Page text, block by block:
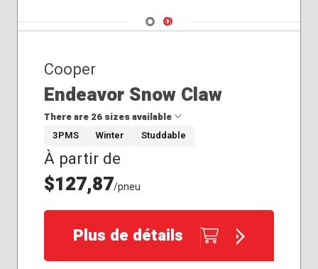
Navigate 1
Navigate 2
Cooper
Endeavor Snow Claw
There are 26 sizes available
185/65R15
195/65R15
205/50R17
205/55R16
205/60R16
205/65R16
215/45R17
3PMS Winter Studdable
À partir de
$127,87/pneu
Plus de détails